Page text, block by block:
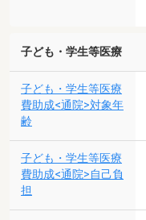
子ども・学生等医療
子ども・学生等医療
費助成<通院>対象年
齢
子ども・学生等医療
費助成<通院>自己負
担